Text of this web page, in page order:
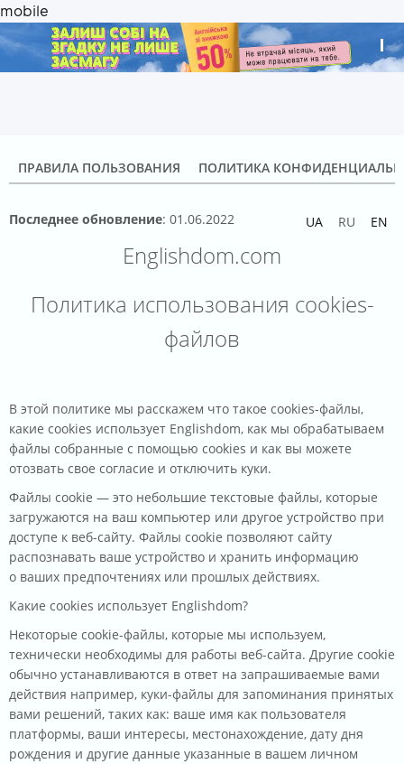
.
ПРАВИЛА ПОЛЬЗОВАНИЯ ПОЛИТИКА
Последнее обновление: 01.06.2022 UA RU EN
Englishdom.com
Политика использования cookies-
файлов
В этой политике мы расскажем что такое cookies-файлы,
какие cookies использует Englishdom, как мы обрабатываем
файлы собранные с помощью cookies и как вы можете
отозвать свое согласие и отключить куки.
Файлы cookie — это небольшие текстовые файлы, которые
загружаются на ваш компьютер или другое устройство при
доступе к веб-сайту. Файлы cookie позволяют сайту
распознавать ваше устройство и хранить информацию
о ваших предпочтениях или прошлых действиях.
Какие cookies использует Englishdom?
Некоторые cookie-файлы, которые мы используем,
технически необходимы для работы веб-сайта. Другие cookie
обычно устанавливаются в ответ на запрашиваемые вами
действия например, куки-файлы для запоминания принятых
вами решений, таких как: ваше имя как пользователя
платформы, ваши интересы, местонахождение, дату дня
рождения и другие данные указанные в вашем личном